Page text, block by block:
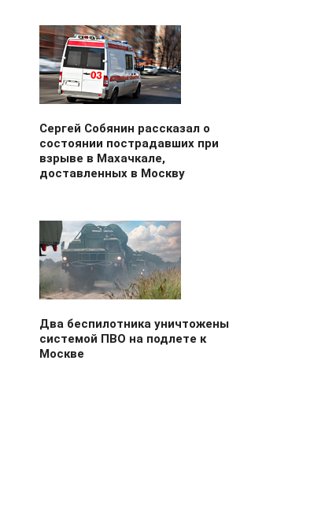
Сергей Собянин рассказал о
состоянии пострадавших при
взрыве в Махачкале,
доставленных в Москву
Два беспилотника уничтожены
системой ПВО на подлете к
Москве